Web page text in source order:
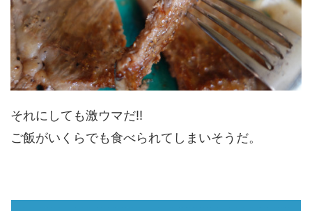
それにしても激ウマだ!!
ご飯がいくらでも食べられてしまいそうだ。